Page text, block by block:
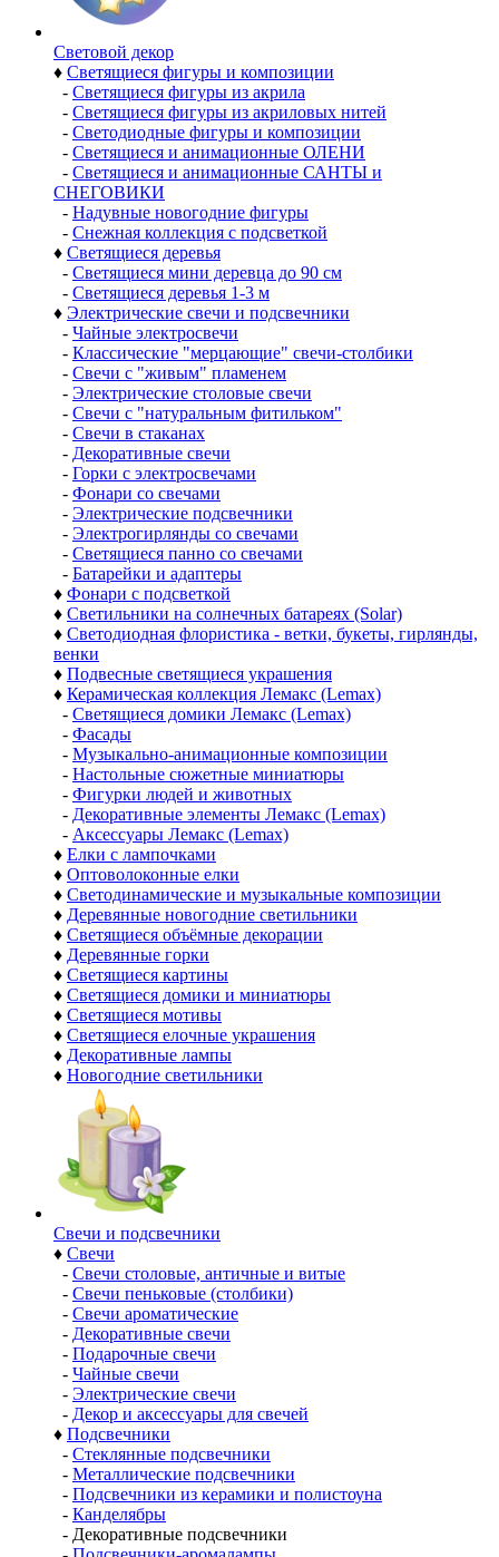
Световой декор
♦ Светящиеся фигуры и композиции
- Светящиеся фигуры из акрила
- Светящиеся фигуры из акриловых нитей
- Светодиодные фигуры и композиции
- Светящиеся и анимационные ОЛЕНИ
- Светящиеся и анимационные САНТЫ и
СНЕГОВИКИ
- Надувные новогодние фигуры
- Снежная коллекция с подсветкой
♦ Светящиеся деревья
- Светящиеся мини деревца до 90 см
- Светящиеся деревья 1-3 м
♦ Электрические свечи и подсвечники
- Чайные электросвечи
- Классические "мерцающие" свечи-столбики
- Свечи с "живым" пламенем
- Электрические столовые свечи
- Свечи с "натуральным фитильком"
- Свечи в стаканах
- Декоративные свечи
- Горки с электросвечами
- Фонари со свечами
- Электрические подсвечники
- Электрогирлянды со свечами
- Светящиеся панно со свечами
- Батарейки и адаптеры
♦ Фонари с подсветкой
♦ Светильники на солнечных батареях (Solar)
♦ Светодиодная флористика - ветки, букеты, гирлянды,
венки
♦ Подвесные светящиеся украшения
♦ Керамическая коллекция Лемакс (Lemax)
- Светящиеся домики Лемакс (Lemax)
- Фасады
- Музыкально-анимационные композиции
- Настольные сюжетные миниатюры
- Фигурки людей и животных
- Декоративные элементы Лемакс (Lemax)
- Аксессуары Лемакс (Lemax)
♦ Елки с лампочками
♦ Оптоволоконные елки
♦ Светодинамические и музыкальные композиции
♦ Деревянные новогодние светильники
♦ Светящиеся объёмные декорации
♦ Деревянные горки
♦ Светящиеся картины
♦ Светящиеся домики и миниатюры
♦ Светящиеся мотивы
♦ Светящиеся елочные украшения
♦ Декоративные лампы
♦ Новогодние светильники
Свечи и подсвечники
♦ Свечи
- Свечи столовые, античные и витые
- Свечи пеньковые (столбики)
- Свечи ароматические
- Декоративные свечи
- Подарочные свечи
- Чайные свечи
- Электрические свечи
- Декор и аксессуары для свечей
♦ Подсвечники
- Стеклянные подсвечники
- Металлические подсвечники
- Подсвечники из керамики и полистоуна
- Канделябры
- Декоративные подсвечники